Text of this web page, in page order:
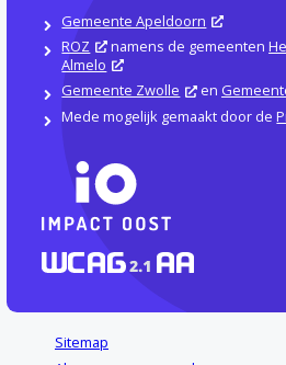
Gemeente Apeldoorn
ROZ
namens de gemeenten
Almelo
Gemeente Zwolle
en
Mede mogelijk gemaakt door de
Sitemap